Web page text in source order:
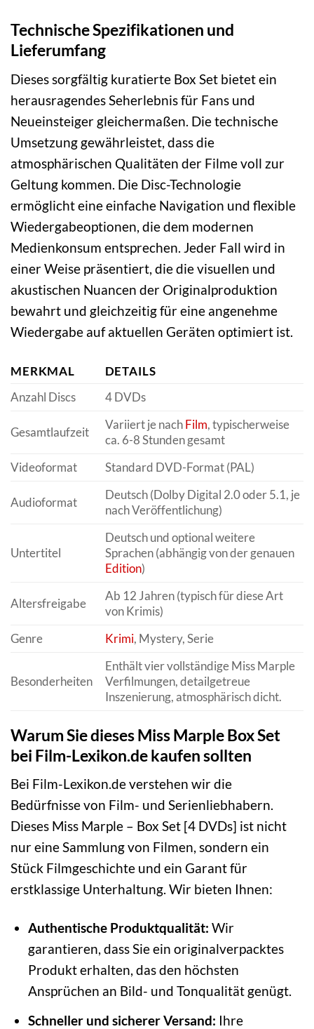
Technische Spezifikationen und
Lieferumfang
Dieses sorgfältig kuratierte Box Set bietet ein
herausragendes Seherlebnis für Fans und
Neueinsteiger gleichermaßen. Die technische
Umsetzung gewährleistet, dass die
atmosphärischen Qualitäten der Filme voll zur
Geltung kommen. Die Disc-Technologie
ermöglicht eine einfache Navigation und flexible
Wiedergabeoptionen, die dem modernen
Medienkonsum entsprechen. Jeder Fall wird in
einer Weise präsentiert, die die visuellen und
akustischen Nuancen der Originalproduktion
bewahrt und gleichzeitig für eine angenehme
Wiedergabe auf aktuellen Geräten optimiert ist.
MERKMAL
DETAILS
Anzahl Discs
4 DVDs
Gesamtlaufzeit
Variiert je nachFilm, typischerweise
ca. 6-8 Stunden gesamt
Videoformat
Standard DVD-Format (PAL)
Audioformat
Deutsch (Dolby Digital 2.0 oder 5.1, je
nach Veröffentlichung)
Untertitel
Deutsch und optional weitere
Sprachen (abhängig von der genauen
Edition)
Altersfreigabe
Ab 12 Jahren (typisch für diese Art
von Krimis)
Genre
Krimi, Mystery, Serie
Besonderheiten
Enthält vier vollständige Miss Marple
Verfilmungen, detailgetreue
Inszenierung, atmosphärisch dicht.
Warum Sie dieses Miss Marple Box Set
bei Film-Lexikon.de kaufen sollten
Bei Film-Lexikon.de verstehen wir die
Bedürfnisse von Film- und Serienliebhabern.
Dieses Miss Marple – Box Set [4 DVDs] ist nicht
nur eine Sammlung von Filmen, sondern ein
Stück Filmgeschichte und ein Garant für
erstklassige Unterhaltung. Wir bieten Ihnen:
Authentische Produktqualität: Wir
garantieren, dass Sie ein originalverpacktes
Produkt erhalten, das den höchsten
Ansprüchen an Bild- und Tonqualität genügt.
Schneller und sicherer Versand: Ihre